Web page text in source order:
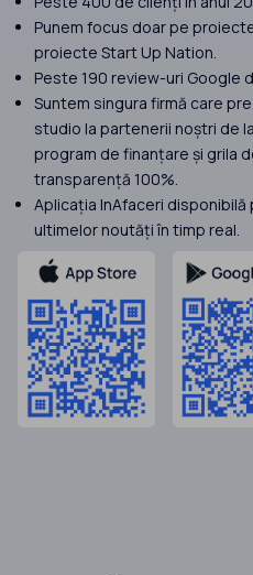
Punem focus doar pe
proiecte Start Up Nation.
Peste 190 review-uri Google
Suntem singura firmă care
studio la partenerii noștri de
program de finanțare și grila
transparență 100%.
Aplicația InAfaceri disponibilă
ultimelor noutăți în timp real.